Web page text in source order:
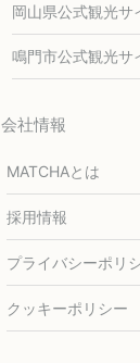
岡山県公式観光サ
鳴門市公式観光サ
会社情報
MATCHAとは
採用情報
プライバシーポリ
クッキーポリシー